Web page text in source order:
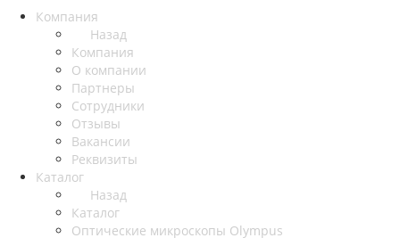
Компания
Назад
Компания
О компании
Партнеры
Сотрудники
Отзывы
Вакансии
Реквизиты
Каталог
Назад
Каталог
Оптические микроскопы Olympus